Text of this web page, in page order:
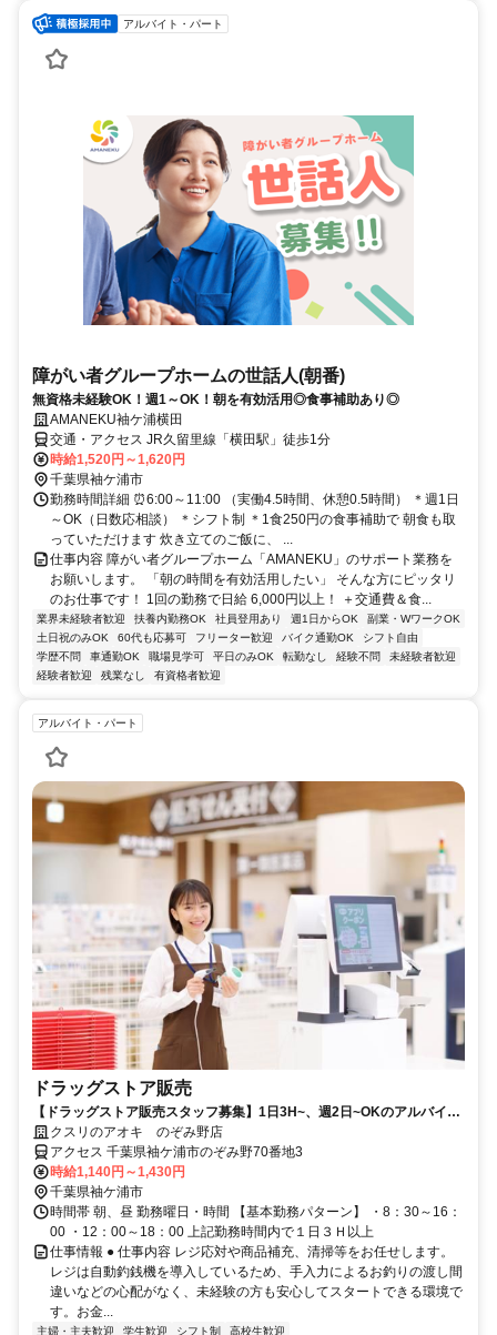
アルバイト・パート
障がい者グループホームの世話人(朝番)
無資格未経験OK！週1～OK！朝を有効活用◎食事補助あり◎
AMANEKU袖ケ浦横田
交通・アクセス JR久留里線「横田駅」徒歩1分
時給1,520円～1,620円
千葉県袖ケ浦市
勤務時間詳細 ⏰6:00～11:00 （実働4.5時間、休憩0.5時間） ＊週1日
～OK（日数応相談） ＊シフト制 ＊1食250円の食事補助で 朝食も取
っていただけます 炊き立てのご飯に、 ...
仕事内容 障がい者グループホーム「AMANEKU」のサポート業務を
お願いします。 「朝の時間を有効活用したい」 そんな方にピッタリ
のお仕事です！ 1回の勤務で日給 6,000円以上！ ＋交通費＆食...
業界未経験者歓迎 扶養内勤務OK 社員登用あり 週1日からOK
副業・WワークOK
土日祝のみOK
60代も応募可 フリーター歓迎 バイク通勤OK
シフト自由
学歴不問
車通勤OK 職場見学可 平日のみOK 転勤なし 経験不問
未経験者歓迎
経験者歓迎
残業なし 有資格者歓迎
アルバイト・パート
ドラッグストア販売
【ドラッグストア販売スタッフ募集】1日3H~、週2日~OKのアルバイ
ト 主婦(夫)歓迎‼
クスリのアオキ のぞみ野店
アクセス 千葉県袖ケ浦市のぞみ野70番地3
時給1,140円～1,430円
千葉県袖ケ浦市
時間帯 朝、昼 勤務曜日・時間 【基本勤務パターン】 ・8：30～16：
00 ・12：00～18：00 上記勤務時間内で１日３Ｈ以上
仕事情報 ● 仕事内容 レジ応対や商品補充、清掃等をお任せします。
レジは自動釣銭機を導入しているため、手入力によるお釣りの渡し間
違いなどの心配がなく、未経験の方も安心してスタートできる環境で
す。お金...
主婦・主夫歓迎 学生歓迎 シフト制 高校生歓迎